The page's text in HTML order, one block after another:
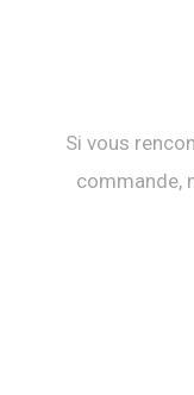
Si vous
commande,